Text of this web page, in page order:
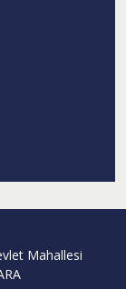
Mahallesi